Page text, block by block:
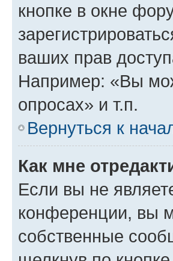
кнопке в окне
ваших прав
Например: «Вы
опросах» и т.п.
Вернуться к
Как мне
Если вы не
конференции, вы
собственные